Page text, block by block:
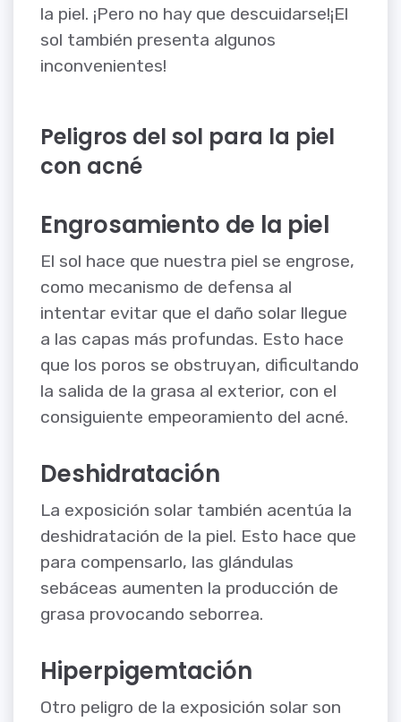
la piel. ¡Pero no hay que descuidarse!¡El
sol también presenta algunos
inconvenientes!
Peligros del sol para la piel
con acné
Engrosamiento de la piel
El sol hace que nuestra piel se engrose,
como mecanismo de defensa al
intentar evitar que el daño solar llegue
a las capas más profundas. Esto hace
que los poros se obstruyan, dificultando
la salida de la grasa al exterior, con el
consiguiente empeoramiento del acné.
Deshidratación
La exposición solar también acentúa la
deshidratación de la piel. Esto hace que
para compensarlo, las glándulas
sebáceas aumenten la producción de
grasa provocando seborrea.
Hiperpigemtación
Otro peligro de la exposición solar son